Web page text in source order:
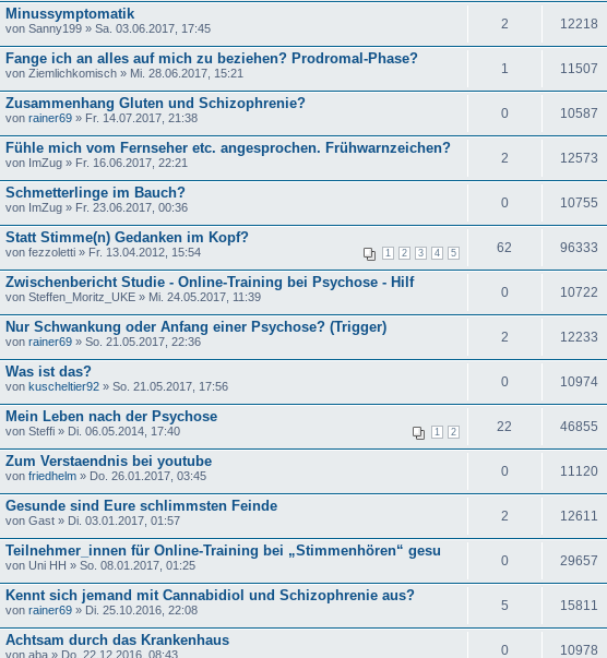
Minussymptomatik
von Sanny199 » Sa. 03.06.2017, 17:45 2 12218
Fange ich an alles auf mich zu beziehen? Prodromal-Phase?
von Ziemlichkomisch » Mi. 28.06.2017, 15:21 1 11507
Zusammenhang Gluten und Schizophrenie?
von rainer69 » Fr. 14.07.2017, 21:38 0 10587
Fühle mich vom Fernseher etc. angesprochen. Frühwarnzeichen?
von ImZug » Fr. 16.06.2017, 22:21 2 12573
Schmetterlinge im Bauch?
von ImZug » Fr. 23.06.2017, 00:36 0 10755
Statt Stimme(n) Gedanken im Kopf?
1 2 3 4 5
von fezzoletti » Fr. 13.04.2012, 15:54 62 96333
Zwischenbericht Studie - Online-Training bei Psychose - Hilf
von Steffen_Moritz_UKE » Mi. 24.05.2017, 11:39 0 10722
Nur Schwankung oder Anfang einer Psychose? (Trigger)
von rainer69 » So. 21.05.2017, 22:36 2 12233
Was ist das?
von kuscheltier92 » So. 21.05.2017, 17:56 0 10974
Mein Leben nach der Psychose
1 2
von Steffi » Di. 06.05.2014, 17:40 22 46855
Zum Verstaendnis bei youtube
von friedhelm » Do. 26.01.2017, 03:45 0 11120
Gesunde sind Eure schlimmsten Feinde
von Gast » Di. 03.01.2017, 01:57 2 12611
Teilnehmer_innen für Online-Training bei „Stimmenhören“ gesu
von Uni HH » So. 08.01.2017, 01:25 0 29657
Kennt sich jemand mit Cannabidiol und Schizophrenie aus?
von rainer69 » Di. 25.10.2016, 22:08 5 15811
Achtsam durch das Krankenhaus
von aba » Do. 22.12.2016, 08:43 0 10978